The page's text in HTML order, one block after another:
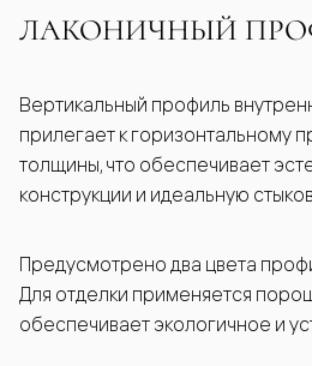
ЛАКОНИЧНЫЙ
Вертикальный профиль
прилегает к горизонтальному
толщины, что обеспечивает
конструкции и идеальную
Предусмотрено два цвета
Для отделки применяется
обеспечивает экологичное и